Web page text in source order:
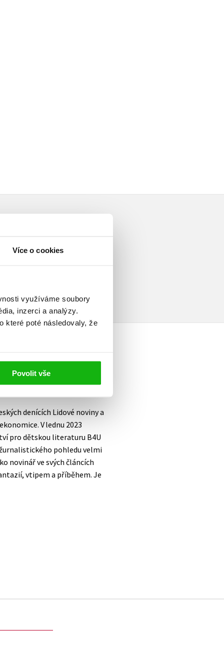
Více o cookies
využíváme soubory
inzerci a analýzy.
které poté následovaly, že
Povolit vše
denících Lidové noviny a
V lednu 2023
pro dětskou literaturu B4U
pohledu velmi
novinář ve svých článcích
vtipem a příběhem. Je